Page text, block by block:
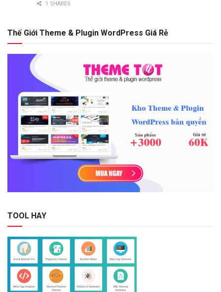
1 SHARES
Thế Giới Theme & Plugin WordPress Giá Rẻ
TOOL HAY